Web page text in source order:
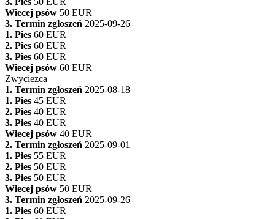
Wiecej psów 50 EUR
3. Termin zgłoszeń 2025-09-26
1. Pies 60 EUR
2. Pies 60 EUR
3. Pies 60 EUR
Wiecej psów 60 EUR
Zwyciezca
1. Termin zgłoszeń 2025-08-18
1. Pies 45 EUR
2. Pies 40 EUR
3. Pies 40 EUR
Wiecej psów 40 EUR
2. Termin zgłoszeń 2025-09-01
1. Pies 55 EUR
2. Pies 50 EUR
3. Pies 50 EUR
Wiecej psów 50 EUR
3. Termin zgłoszeń 2025-09-26
1. Pies 60 EUR